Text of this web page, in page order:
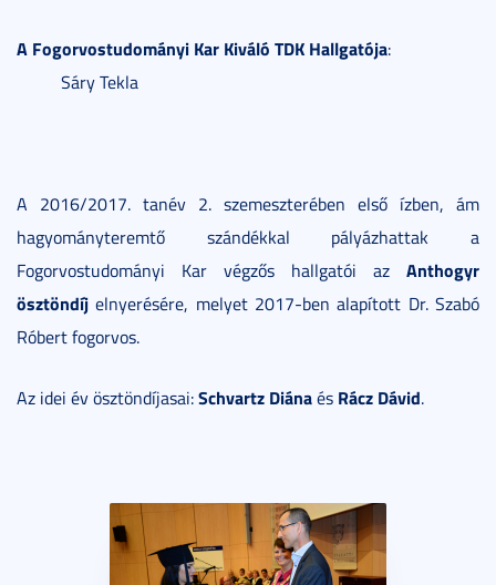
A Fogorvostudományi Kar Kiváló TDK Hallgatója:
Sáry Tekla
A 2016/2017. tanév 2. szemeszterében első ízben, ám
hagyományteremtő szándékkal pályázhattak a
Fogorvostudományi Kar végzős hallgatói az Anthogyr
ösztöndíj elnyerésére, melyet 2017-ben alapított Dr. Szabó
Róbert fogorvos.
Az idei év ösztöndíjasai:Schvartz Diánaés Rácz Dávid.